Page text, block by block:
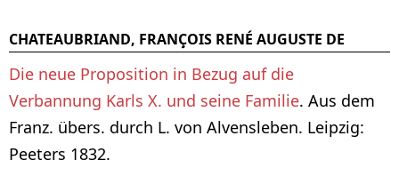
CHATEAUBRIAND, FRANÇOIS RENÉ AUGUSTE DE
Die neue Proposition in Bezug auf die
Verbannung Karls X. und seine Familie. Aus dem
Franz. übers. durch L. von Alvensleben. Leipzig:
Peeters 1832.